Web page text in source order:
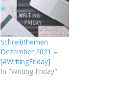
Schreibthemen
Dezember 2021 –
[#WritingFriday]
In "Writing Friday"